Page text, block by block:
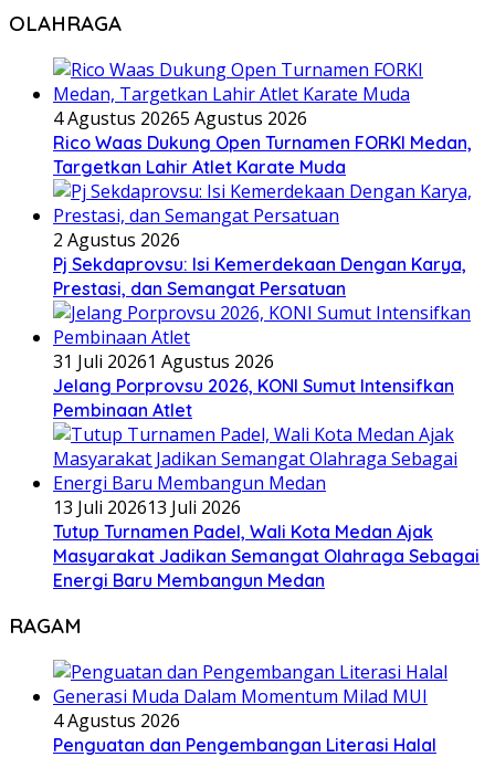
OLAHRAGA
4 Agustus 20265 Agustus 2026
Rico Waas Dukung Open Turnamen FORKI Medan,
Targetkan Lahir Atlet Karate Muda
2 Agustus 2026
Pj Sekdaprovsu: Isi Kemerdekaan Dengan Karya,
Prestasi, dan Semangat Persatuan
31 Juli 20261 Agustus 2026
Jelang Porprovsu 2026, KONI Sumut Intensifkan
Pembinaan Atlet
13 Juli 202613 Juli 2026
Tutup Turnamen Padel, Wali Kota Medan Ajak
Masyarakat Jadikan Semangat Olahraga Sebagai
Energi Baru Membangun Medan
RAGAM
4 Agustus 2026
Penguatan dan Pengembangan Literasi Halal